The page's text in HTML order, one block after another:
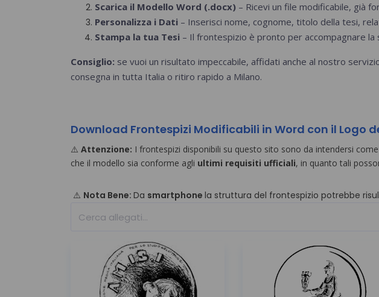
Scarica il Modello Word (.docx) – Ricevi un file modificabile, già
Personalizza i Dati – Inserisci nome, cognome, titolo della tesi,
Stampa la tua Tesi – Il frontespizio è pronto per accompagnare
Consiglio: se vuoi un risultato impeccabile, affidati anche al nostro
consegna in tutta Italia o ritiro rapido a Milano.
Download Frontespizi Modificabili in Word con il Logo
⚠️ Attenzione: I frontespizi disponibili su questo sito sono da intendersi come
che il modello sia conforme agli ultimi requisiti ufficiali, in quanto tali
⚠️ Nota Bene: Da smartphone la struttura del frontespizio potrebbe